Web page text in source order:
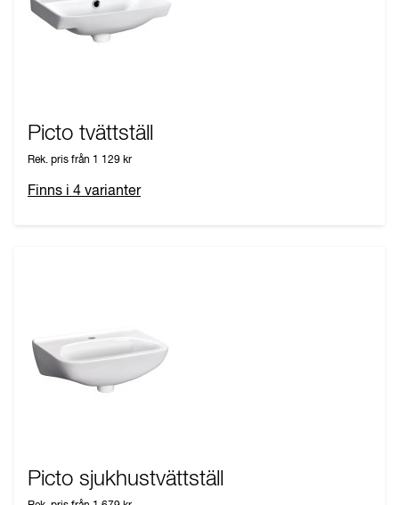
Picto tvättställ
Rek. pris från 1 129 kr
Finns i 4 varianter
Picto sjukhustvättställ